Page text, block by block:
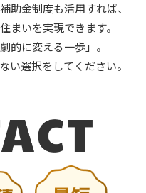
助金制度も活用すれば、
まいを実現できます。
的に変える一歩」。
い選択をしてください。